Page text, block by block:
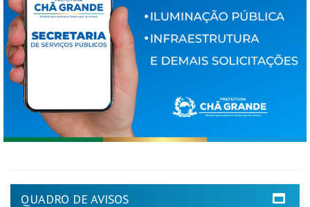
QUADRO DE AVISOS